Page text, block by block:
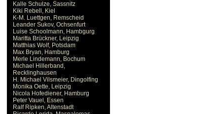
Kalle Schulze, Sassnitz
Kiki Rebell, Kiel
K-M. Luettgen, Remscheid
Leander Sukov, Ochsenfurt
Luise Schoolmann, Hambgurg
Maritta Brückner, Leipzig
Matthias Wolf, Potsdam
Max Bryan, Hamburg
Merle Lindemann, Bochum
Michael Hillerband,
Recklinghausen
H. Michael Vilsmeier, Dingolfing
Monika Oette, Leipzig
Nicola Hofediener, Hamburg
Peter Vauel, Essen
Ralf Ripken, Altenstadt